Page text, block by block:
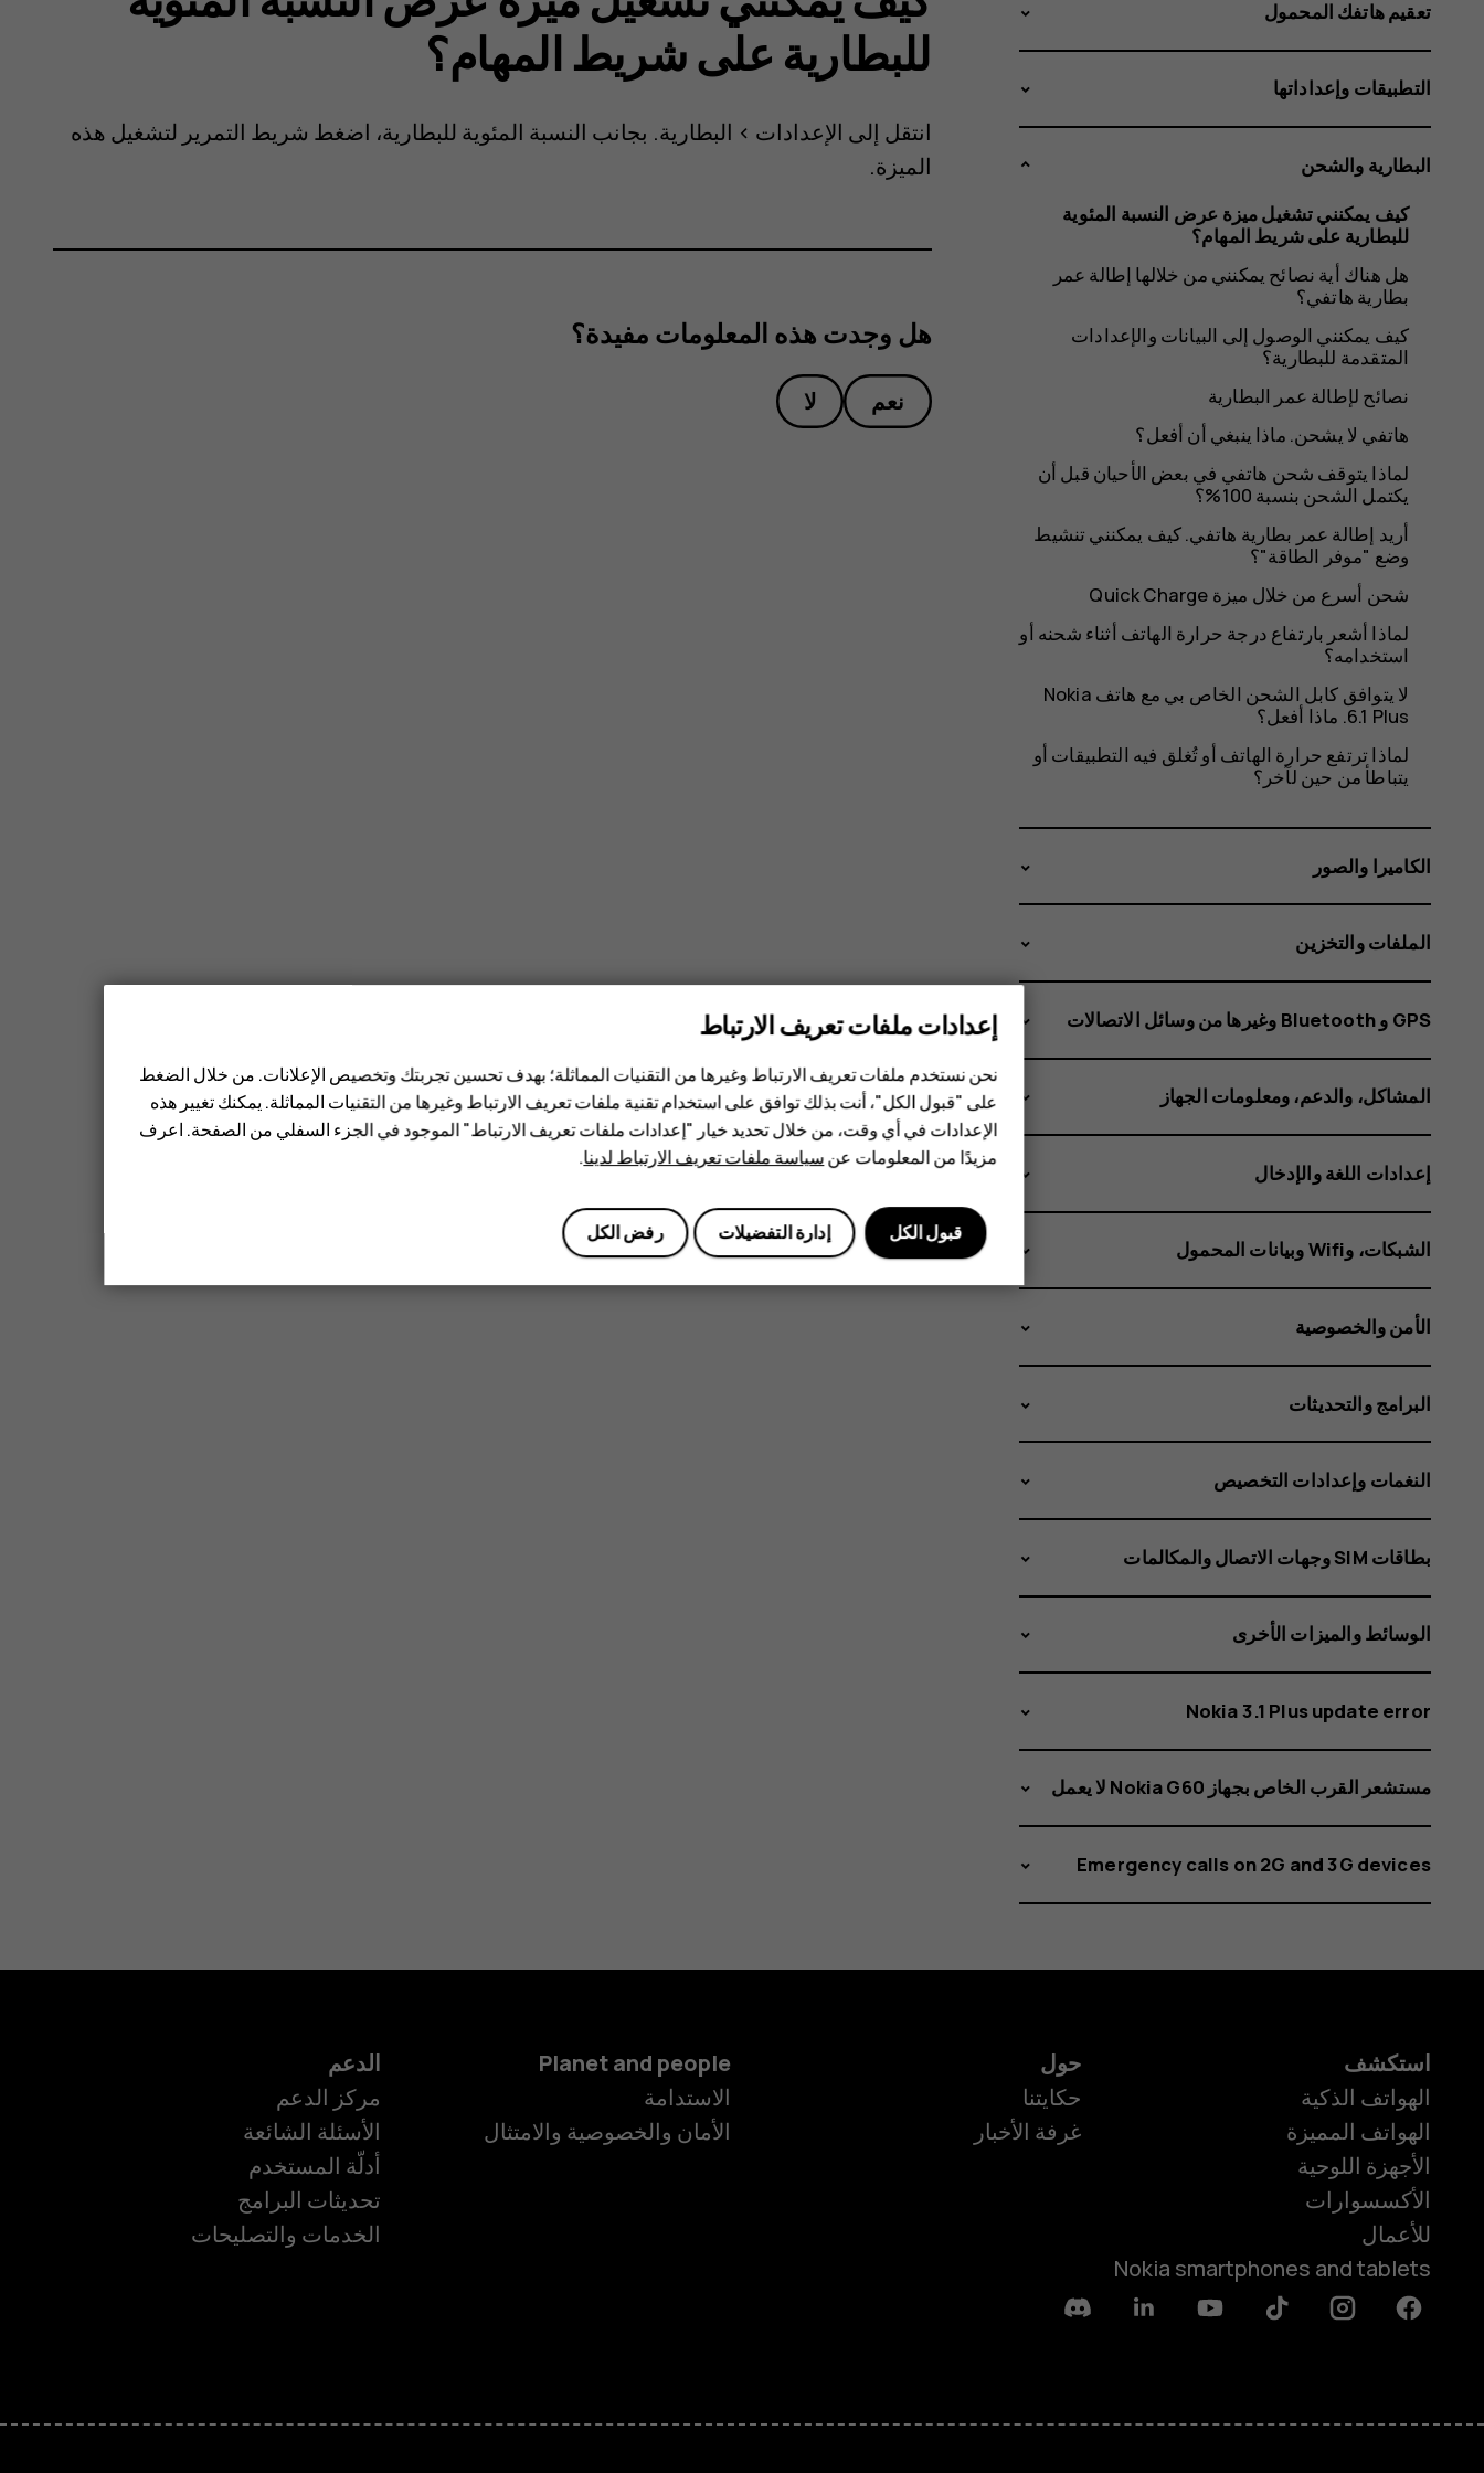
عرض
النسبة
المئوية
للبطارية
على
شريط
المهام؟
الهواتف الذكية
HMD DUB
تعقيم هاتفك المحمول
التطبيقات وإعداداتها
البطارية والشحن
كيف يمكنني تشغيل ميزة عرض النسبة المئوية
للبطارية على شريط المهام؟
هل هناك أية نصائح يمكنني من خلالها إطالة عمر
بطارية هاتفي؟
كيف يمكنني الوصول إلى البيانات والإعدادات
المتقدمة للبطارية؟
نصائح لإطالة عمر البطارية
هاتفي لا يشحن. ماذا ينبغي أن أفعل؟
لماذا يتوقف شحن هاتفي في بعض الأحيان قبل أن
يكتمل الشحن بنسبة 100%؟
أريد إطالة عمر بطارية هاتفي. كيف يمكنني تنشيط
وضع "موفر الطاقة"؟
شحن أسرع من خلال ميزة Quick Charge
لماذا أشعر بارتفاع درجة حرارة الهاتف أثناء شحنه أو
استخدامه؟
لا يتوافق كابل الشحن الخاص بي مع هاتف Nokia
6.1 Plus. ماذا أفعل؟
لماذا ترتفع حرارة الهاتف أو تُغلق فيه التطبيقات أو
يتباطأ من حين لآخر؟
الكاميرا والصور
الملفات والتخزين
GPS و Bluetooth وغيرها من وسائل الاتصالات
المشاكل، والدعم، ومعلومات الجهاز
إعدادات اللغة والإدخال
الشبكات، وWifi وبيانات المحمول
الأمن والخصوصية
البرامج والتحديثات
النغمات وإعدادات التخصيص
بطاقات SIM وجهات الاتصال والمكالمات
الوسائط والميزات الأخرى
Nokia 3.1 Plus update error
مستشعر القرب الخاص بجهاز Nokia G60 لا يعمل
Emergency calls on 2G and 3G devices
للبطارية على شريط المهام؟
انتقل إلى الإعدادات > البطارية. بجانب النسبة المئوية للبطارية، اضغط شريط التمرير لتشغيل هذه
الميزة.
هل وجدت هذه المعلومات مفيدة؟
نعم لا
استكشف
الهواتف الذكية
الهواتف المميزة
الأجهزة اللوحية
الأكسسوارات
للأعمال
Nokia smartphones and tablets
حول
حكايتنا
غرفة الأخبار
Planet and people
الاستدامة
الأمان والخصوصية والامتثال
الدعم
مركز الدعم
الأسئلة الشائعة
أدلّة المستخدم
تحديثات البرامج
الخدمات والتصليحات
Facebook
Instagram
Tiktok
Youtube
Linkedin
Discord
إعدادات ملفات تعريف الارتباط
نحن نستخدم ملفات تعريف الارتباط وغيرها من التقنيات المماثلة؛ بهدف تحسين تجربتك وتخصيص الإعلانات. من خلال الضغط
على "قبول الكل"، أنت بذلك توافق على استخدام تقنية ملفات تعريف الارتباط وغيرها من التقنيات المماثلة. يمكنك تغيير هذه
الإعدادات في أي وقت، من خلال تحديد خيار "إعدادات ملفات تعريف الارتباط" الموجود في الجزء السفلي من الصفحة. اعرف
مزيدًا من المعلومات عنسياسة ملفات تعريف الارتباط لدينا.
رفض الكل إدارة التفضيلات قبول الكل